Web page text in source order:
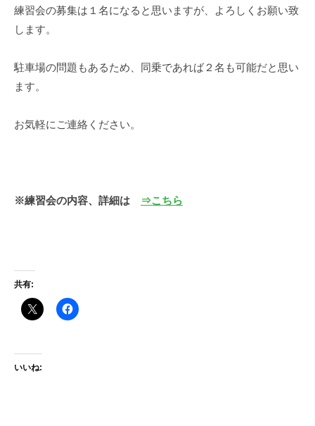
練習会の募集は１名になると思いますが、よろしくお願い致
します。
駐車場の問題もあるため、同乗であれば２名も可能だと思い
ます。
お気軽にご連絡ください。
※練習会の内容、詳細は ⇒こちら
共有:
いいね: